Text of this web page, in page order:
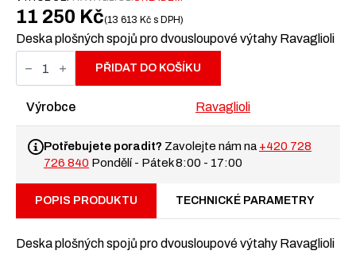
11 250 Kč 13 613 Kč s DPH
Deska plošných spojů pro dvousloupové výtahy Ravaglioli
Deska
plošných
spojů
dvousloupový
KPN
250
množství
PŘIDAT DO KOŠÍKU
Výrobce Ravaglioli
Potřebujete poradit? Zavolejte nám na +420 728
726 840 Pondělí - Pátek 8:00 - 17:00
POPIS PRODUKTU TECHNICKÉ PARAMETRY
Deska plošných spojů pro dvousloupové výtahy Ravaglioli